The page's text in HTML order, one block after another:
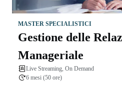
MASTER SPECIALISTICI
Gestione delle
Manageriale
Live Streaming, On Demand
6 mesi (50 ore)